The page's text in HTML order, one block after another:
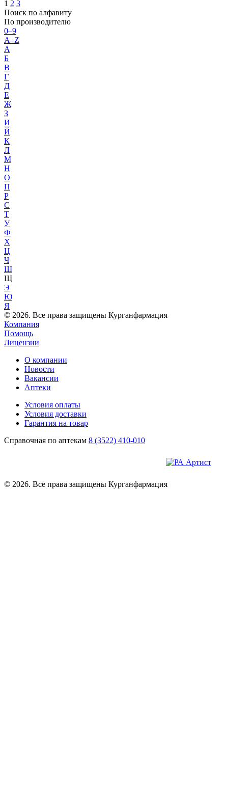
1 2 3
Поиск по алфавиту
По производителю
0–9
A–Z
А
Б
В
Г
Д
Е
Ж
З
И
Й
К
Л
М
Н
О
П
Р
С
Т
У
Ф
Х
Ц
Ч
Ш
Щ
Э
Ю
Я
© 2026. Все права защищены Курганфармация
Компания
Помощь
Лицензии
О компании
Новости
Вакансии
Аптеки
Условия оплаты
Условия доставки
Гарантия на товар
Справочная по аптекам 8 (3522) 410-010
© 2026. Все права защищены Курганфармация